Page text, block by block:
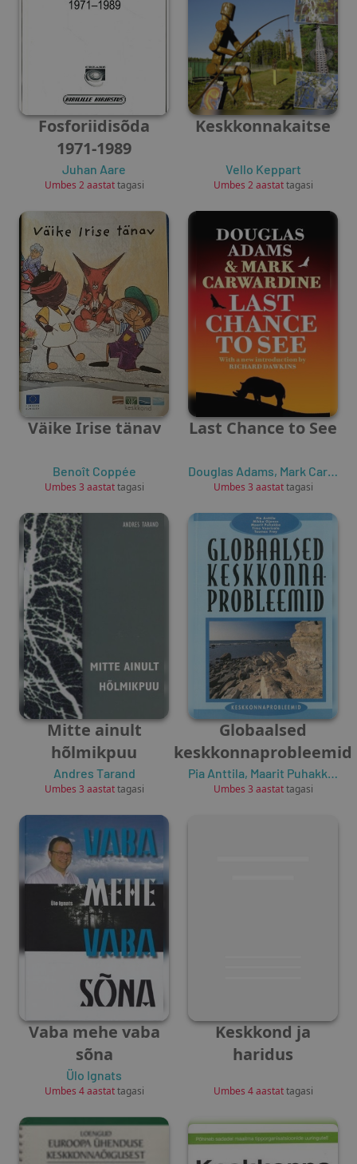
Fosforiidisõda
1971-1989
Juhan Aare
Umbes 2 aastattagasi
Keskkonnakaitse
Vello Keppart
Umbes 2 aastattagasi
Väike Irise tänav
Benoît Coppée
Umbes 3 aastattagasi
Last Chance to See
Douglas Adams, Mark Carwardine
Umbes 3 aastattagasi
Mitte ainult
hõlmikpuu
Andres Tarand
Umbes 3 aastattagasi
Globaalsed
keskkonnaprobleemid
Pia Anttila, Maarit Puhakka ,
Umbes 3 aastattagasi
Vaba mehe vaba
sõna
Ülo Ignats
Umbes 4 aastattagasi
Keskkond ja
haridus
Umbes 4 aastattagasi